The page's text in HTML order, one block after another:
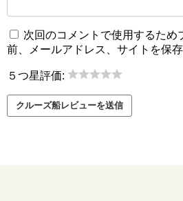
次回のコメントで使用するため
前、メールアドレス、サイトを保存
５つ星評価: